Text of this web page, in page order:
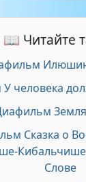
📖 Читайте
человека
Сказка о
Кибальчише
Слове